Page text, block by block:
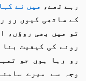
رہے تھے،
میں نے
کے ساتھی کیوں رو
تو میں بھی روؤں،
رونے کی کیفیت بنا
رو رہا ہوں جو
وجہ سے میرے